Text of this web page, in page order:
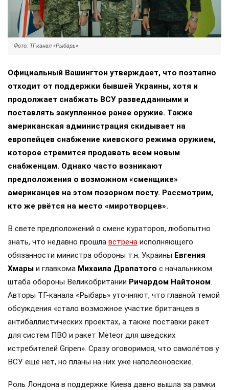
Фото: ТГ-канал «Рыбарь»
Официальный Вашингтон утверждает, что поэтапно
отходит от поддержки бывшей Украины, хотя и
продолжает снабжать ВСУ разведданными и
поставлять закупленное ранее оружие. Также
американская администрация скидывает на
европейцев снабжение киевского режима оружием,
которое стремится продавать всем новым
снабженцам. Однако часто возникают
предположения о возможном «сменщике»
американцев на этом позорном посту. Рассмотрим,
кто же рвётся на место «миротворцев».
В свете предположений о смене кураторов, любопытно
знать, что недавно прошла встреча исполняющего
обязанности министра обороны т.н. Украины Евгения
Хмары и главкома Михаила Драпатого с начальником
штаба обороны Великобритании Ричардом Найтоном.
Авторы ТГ-канала «Рыбарь» уточняют, что главной темой
обсуждения «стало возможное участие британцев в
антибаллистических проектах, а также поставки ракет
для систем ПВО и ракет Meteor для шведских
истребителей Gripen». Сразу оговоримся, что самолётов у
ВСУ ещё нет, но планы на них уже наполеоновские.
Роль Лондона в поддержке Киева давно вышла за рамки